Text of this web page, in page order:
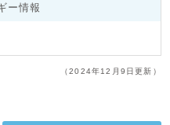
ー情報
（2024年12月9日更新）